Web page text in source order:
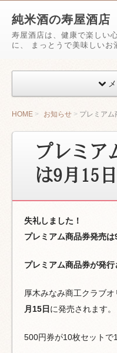
純米酒の寿屋酒
寿屋酒店は、健康で楽しい
に、 まっとうで美味しいお
メ
HOME お知らせ プレミア
プレミア
は9月15
失礼しました！
プレミアム商品券発売
プレミアム商品券が発行
厚木みなみ商工クラブ
月15日 に発売されます。
500円券が10枚セットで